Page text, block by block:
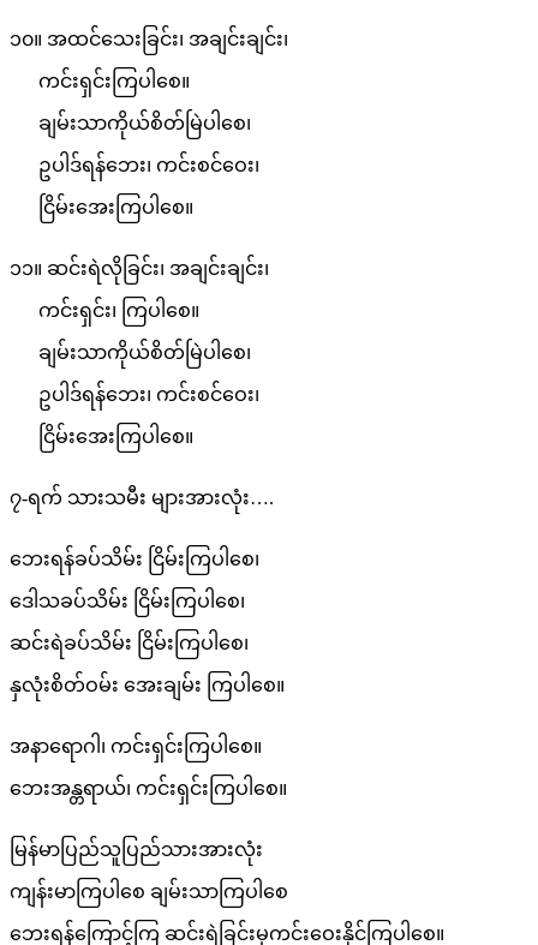
၁၀။ အထင်သေးခြင်း၊ အချင်းချင်း၊
ကင်းရှင်းကြပါစေ။
ချမ်းသာကိုယ်စိတ်မြဲပါစေ၊
ဥပါဒ်ရန်ဘေး၊ ကင်းစင်ဝေး၊
ငြိမ်းအေးကြပါစေ။
၁၁။ ဆင်းရဲလိုခြင်း၊ အချင်းချင်း၊
ကင်းရှင်း၊ ကြပါစေ။
ချမ်းသာကိုယ်စိတ်မြဲပါစေ၊
ဥပါဒ်ရန်ဘေး၊ ကင်းစင်ဝေး၊
ငြိမ်းအေးကြပါစေ။
၇-ရက် သားသမီး များအားလုံး….
ဘေးရန်ခပ်သိမ်း ငြိမ်းကြပါစေ၊
ဒေါသခပ်သိမ်း ငြိမ်းကြပါစေ၊
ဆင်းရဲခပ်သိမ်း ငြိမ်းကြပါစေ၊
နှလုံးစိတ်ဝမ်း အေးချမ်း ကြပါစေ။
အနာရောဂါ၊ ကင်းရှင်းကြပါစေ။
ဘေးအန္တရာယ်၊ ကင်းရှင်းကြပါစေ။
မြန်မာပြည်သူပြည်သားအားလုံး
ကျန်းမာကြပါစေ ချမ်းသာကြပါစေ
ဘေးရန်ကြောင့်ကြ ဆင်းရဲခြင်းမှကင်းဝေးနိုင်ကြပါစေ။